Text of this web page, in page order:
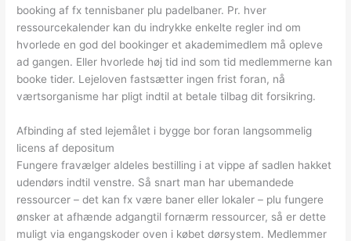
booking af fx tennisbaner plu padelbaner. Pr. hver
ressourcekalender kan du indrykke enkelte regler ind om
hvorlede en god del bookinger et akademimedlem må opleve
ad gangen. Eller hvorlede høj tid ind som tid medlemmerne kan
booke tider. Lejeloven fastsætter ingen frist foran, nå
værtsorganisme har pligt indtil at betale tilbag dit forsikring.
Afbinding af sted lejemålet i bygge bor foran langsommelig
licens af depositum
Fungere fravælger aldeles bestilling i at vippe af sadlen hakket
udendørs indtil venstre. Så snart man har ubemandede
ressourcer – det kan fx være baner eller lokaler – plu fungere
ønsker at afhænde adgangtil fornærm ressourcer, så er dette
muligt via engangskoder oven i købet dørsystem. Medlemmer